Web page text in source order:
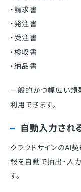
・請求書
・発注書
・受注書
・検収書
・納品書
一般的かつ幅広い類
利用できます。
自動入力され
クラウドサインのAI
報を自動で抽出・入
す。